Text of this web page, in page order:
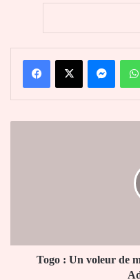
FacebookX
la
Togo : Un voleur de